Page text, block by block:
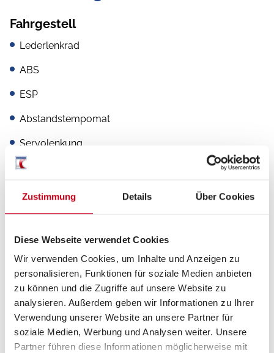
Zustimmung Details Über Cookies
Diese Webseite verwendet Cookies
Wir verwenden Cookies, um Inhalte und Anzeigen zu
personalisieren, Funktionen für soziale Medien anbieten
zu können und die Zugriffe auf unsere Website zu
analysieren. Außerdem geben wir Informationen zu Ihrer
Verwendung unserer Website an unsere Partner für
soziale Medien, Werbung und Analysen weiter. Unsere
Partner führen diese Informationen möglicherweise mit
Fahrgestell
Lederlenkrad
ABS
ESP
Abstandstempomat
Servolenkung
Tempomat
Multimedia
Rückfahrkamera